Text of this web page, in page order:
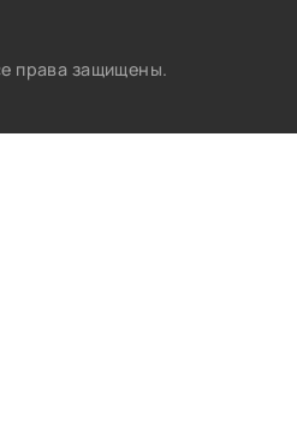
права защищены.